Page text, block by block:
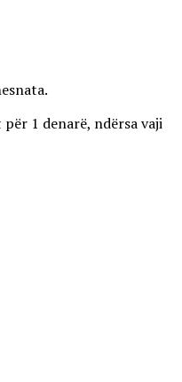
1 denarë, ndërsa vaji